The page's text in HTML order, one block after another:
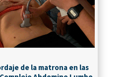
de la matrona en las